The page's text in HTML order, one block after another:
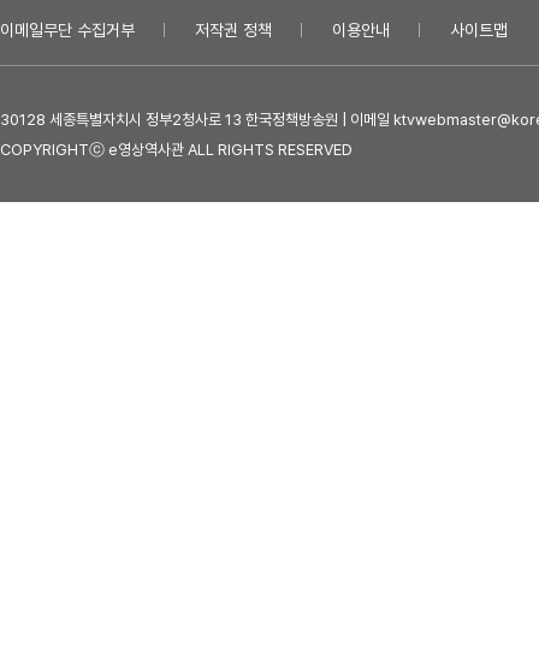
이메일무단 수집거부 저작권 정책 이용안내 사이트맵
30128 세종특별자치시 정부2청사로 13 한국정책방송원 | 이메일
COPYRIGHTⓒ e영상역사관 ALL RIGHTS RESERVED